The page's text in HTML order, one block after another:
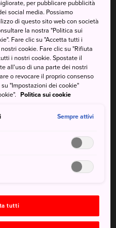
tra cui scegliere
Gujo-Hachiman in
la linea JR Takayama
Gujo-Hachiman. La
piacevole passeggiata dal
prima alla stazione di Gifu,
sulla stessa linea JR
autobus autostradali da
Inter, mentre un
per pubblicare pubblicità
social media. Possiamo
di questo sito web con società
la nostra "Politica sui
Fare clic su "Accetta tutti i
cookie. Fare clic su "Rifiuta
i nostri cookie. Spostate il
all'uso di una parte dei nostri
o revocare il proprio consenso
"Impostazioni dei cookie"
Politica sui cookie
Sempre attivi
tutti